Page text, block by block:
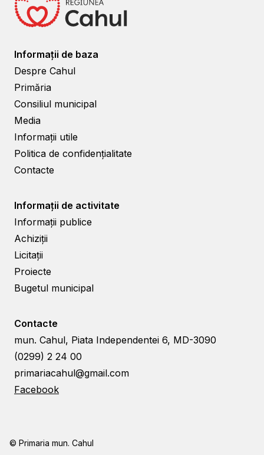
Informații de baza
Despre Cahul
Primăria
Consiliul municipal
Media
Informații utile
Politica de confidențialitate
Contacte
Informații de activitate
Informații publice
Achiziții
Licitații
Proiecte
Bugetul municipal
Contacte
mun. Cahul, Piata Independentei 6, MD-3090
(0299) 2 24 00
primariacahul@gmail.com
Facebook
© Primaria mun. Cahul